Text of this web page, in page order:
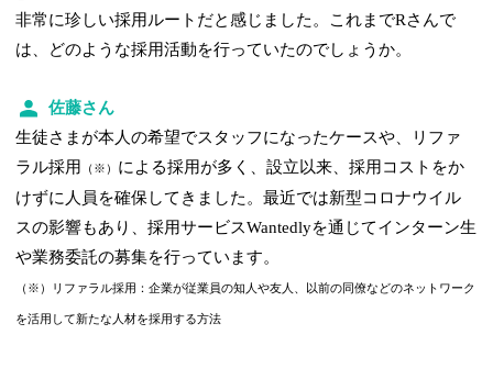
非常に珍しい採用ルートだと感じました。これまでRさんで
は、どのような採用活動を行っていたのでしょうか。
佐藤さん
生徒さまが本人の希望でスタッフになったケースや、リファ
ラル採用
（※） による採用が多く、設立以来、採用コストをか
けずに人員を確保してきました。最近では新型コロナウイル
スの影響もあり、採用サービスWantedlyを通じてインターン生
や業務委託の募集を行っています。
（※）リファラル採用：企業が従業員の知人や友人、以前の同僚などのネットワーク
を活用して新たな人材を採用する方法